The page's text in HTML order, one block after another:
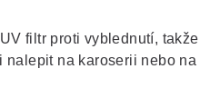
filtr proti vyblednutí,
nalepit na karoserii nebo na